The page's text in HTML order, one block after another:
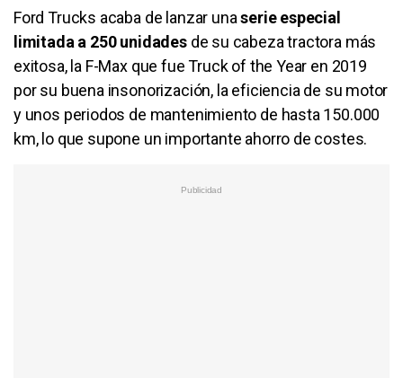
Ford Trucks acaba de lanzar unaserie especial
limitada a 250 unidadesde su cabeza tractora más
exitosa, la F-Max que fue Truck of the Year en 2019
por su buena insonorización, la eficiencia de su motor
y unos periodos de mantenimiento de hasta 150.000
km, lo que supone un importante ahorro de costes.